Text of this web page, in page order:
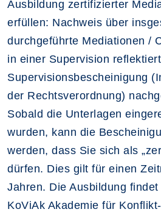
Ausbildung zertifizierter
erfüllen: Nachweis über
durchgeführte Mediationen /
in einer Supervision
Supervisionsbescheinigung
der Rechtsverordnung)
Sobald die Unterlagen
wurden, kann die
werden, dass Sie sich als
dürfen. Dies gilt für einen
Jahren. Die Ausbildung
KoViAk Akademie für